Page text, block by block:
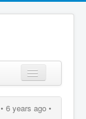
• 6 years ago •